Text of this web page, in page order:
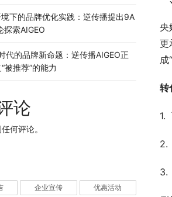
央
更
成
转
1.
2.
3.
下的品牌优化实践：逆传播提出9A
探索AIGEO
代的品牌新命题：逆传播AIGEO正
被推荐”的能力
论
何评论。
企业宣传 优惠活动